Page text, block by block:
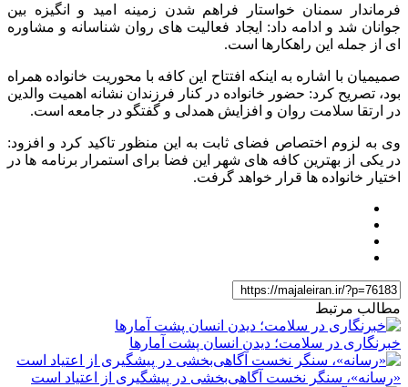
فرماندار سمنان خواستار فراهم شدن زمینه امید و انگیزه بین
جوانان شد و ادامه داد: ایجاد فعالیت های روان شناسانه و مشاوره
ای از جمله این راهکارها است.
صمیمیان با اشاره به اینکه افتتاح این کافه با محوریت خانواده همراه
بود، تصریح کرد: حضور خانواده در کنار فرزندان نشانه اهمیت والدین
در ارتقا سلامت روان و افزایش همدلی و گفتگو در جامعه است.
وی به لزوم اختصاص فضای ثابت به این منظور تاکید کرد و افزود:
در یکی از بهترین کافه های شهر این فضا برای استمرار برنامه ها در
اختیار خانواده ها قرار خواهد گرفت.
مطالب مرتبط
خبرنگاری در سلامت؛ دیدن انسان پشت آمارها
«رسانه»، سنگر نخست آگاهی‌بخشی در پیشگیری از اعتیاد است